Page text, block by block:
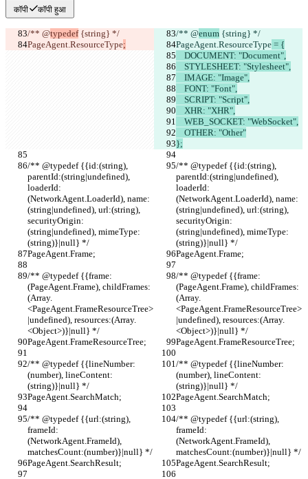
कॉपी कॉपी हुआ
/** @typedef {string} */ /** @enum {string} */
PageAgent.ResourceType; PageAgent.ResourceType = {
    DOCUMENT: "Document",
    STYLESHEET: "Stylesheet",
    IMAGE: "Image",
    FONT: "Font",
    SCRIPT: "Script",
    XHR: "XHR",
    WEB_SOCKET: "WebSocket",
    OTHER: "Other"
};
/** @typedef {{id:(string),
parentId:(string|undefined),
loaderId:
(NetworkAgent.LoaderId), name:
(string|undefined), url:(string),
securityOrigin:
(string|undefined), mimeType:
(string)}|null} */
/** @typedef {{id:(string),
parentId:(string|undefined),
loaderId:
(NetworkAgent.LoaderId), name:
(string|undefined), url:(string),
securityOrigin:
(string|undefined), mimeType:
(string)}|null} */
PageAgent.Frame;
PageAgent.Frame;
/** @typedef {{frame:
(PageAgent.Frame), childFrames:
(Array.
<PageAgent.FrameResourceTree>
|undefined), resources:(Array.
<Object>)}|null} */
/** @typedef {{frame:
(PageAgent.Frame), childFrames:
(Array.
<PageAgent.FrameResourceTree>
|undefined), resources:(Array.
<Object>)}|null} */
PageAgent.FrameResourceTree;
PageAgent.FrameResourceTree;
/** @typedef {{lineNumber:
(number), lineContent:
(string)}|null} */
/** @typedef {{lineNumber:
(number), lineContent:
(string)}|null} */
PageAgent.SearchMatch;
PageAgent.SearchMatch;
/** @typedef {{url:(string),
frameId:
(NetworkAgent.FrameId),
matchesCount:(number)}|null} */
/** @typedef {{url:(string),
frameId:
(NetworkAgent.FrameId),
matchesCount:(number)}|null} */
PageAgent.SearchResult;
PageAgent.SearchResult;